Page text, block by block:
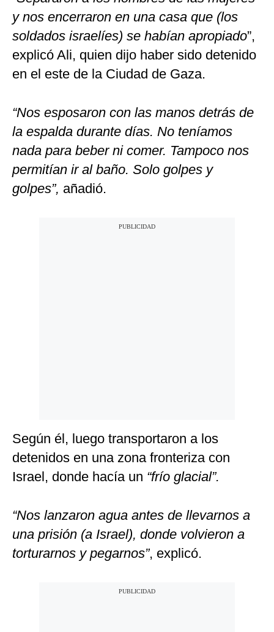
y nos encerraron en una casa que (los
soldados israelíes) se habían apropiado”,
explicó Ali, quien dijo haber sido detenido
en el este de la Ciudad de Gaza.
“Nos esposaron con las manos detrás de
la espalda durante días. No teníamos
nada para beber ni comer. Tampoco nos
permitían ir al baño. Solo golpes y
golpes”, añadió.
Según él, luego transportaron a los
detenidos en una zona fronteriza con
Israel, donde hacía un “frío glacial”.
“Nos lanzaron agua antes de llevarnos a
una prisión (a Israel), donde volvieron a
torturarnos y pegarnos”, explicó.